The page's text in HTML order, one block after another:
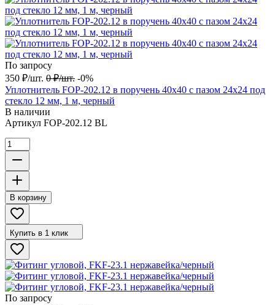
По запросу
350 ₽/шт. 0 ₽/шт. -0%
Уплотнитель FOP-202.12 в поручень 40х40 с пазом 24х24 под
стекло 12 мм, 1 м, черный
В наличии
Артикул FOP-202.12 BL
В корзину
Купить в 1 клик
По запросу